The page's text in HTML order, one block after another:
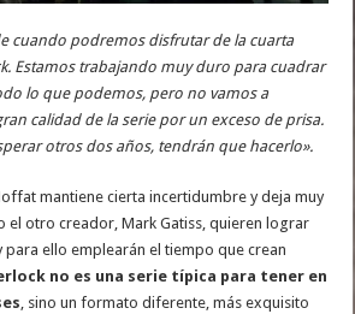
cuando podremos disfrutar de la cuarta
Estamos trabajando muy duro para cuadrar
lo que podemos, pero no vamos a
calidad de la serie por un exceso de prisa.
otros dos años, tendrán que hacerlo».
mantiene cierta incertidumbre y deja muy
el otro creador, Mark Gatiss, quieren lograr
ello emplearán el tiempo que crean
no es una serie típica para tener en
, sino un formato diferente, más exquisito